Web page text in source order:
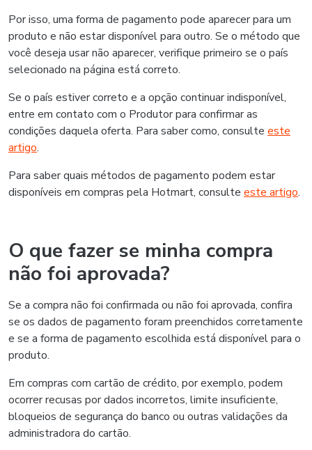
Por isso, uma forma de pagamento pode aparecer para um
produto e não estar disponível para outro. Se o método que
você deseja usar não aparecer, verifique primeiro se o país
selecionado na página está correto.
Se o país estiver correto e a opção continuar indisponível,
entre em contato com o Produtor para confirmar as
condições daquela oferta. Para saber como, consulte este
artigo.
Para saber quais métodos de pagamento podem estar
disponíveis em compras pela Hotmart, consulte este artigo.
O que fazer se minha compra
não foi aprovada?
Se a compra não foi confirmada ou não foi aprovada, confira
se os dados de pagamento foram preenchidos corretamente
e se a forma de pagamento escolhida está disponível para o
produto.
Em compras com cartão de crédito, por exemplo, podem
ocorrer recusas por dados incorretos, limite insuficiente,
bloqueios de segurança do banco ou outras validações da
administradora do cartão.